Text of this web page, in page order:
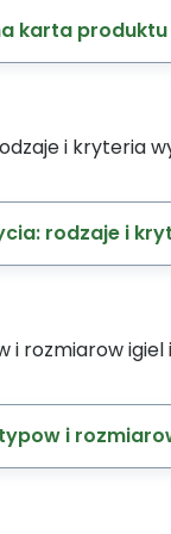
karta produktu
i kryteria
rodzaje i
i rozmiarow igiel
i